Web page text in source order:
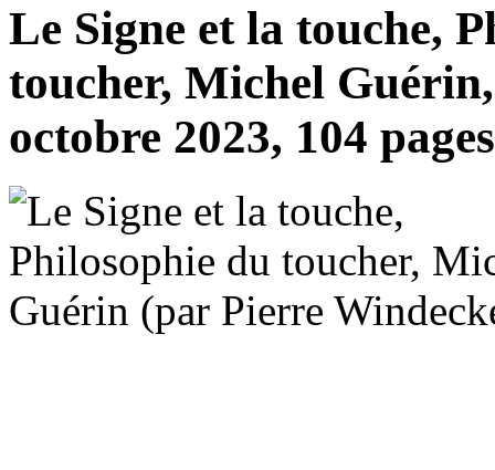
Le Signe et la touche,
toucher, Michel
octobre 2023, 104